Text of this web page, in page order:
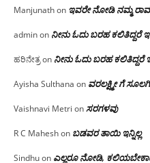
Manjunathon ಇವರೇ‌ ನೋಡಿ‌ ನಮ್ಮ‌
adminon ನೀನು ಓದು ಬರಹ
ಹರಿನೇತ್ರon ನೀನು ಓದು ಬರಹ
Ayisha Sulthana on ವರಲಕ್ಷ್ಮೀ ಗೆ
Vaishnavi Metri onಸರಗಳವು
R C Maheshon ಬಡವರ ತಾಯಿ ಇನ್ನಿಲ್ಲ
Sindhuon ಎಲ್ಲರೂ ನೋಡಿ,